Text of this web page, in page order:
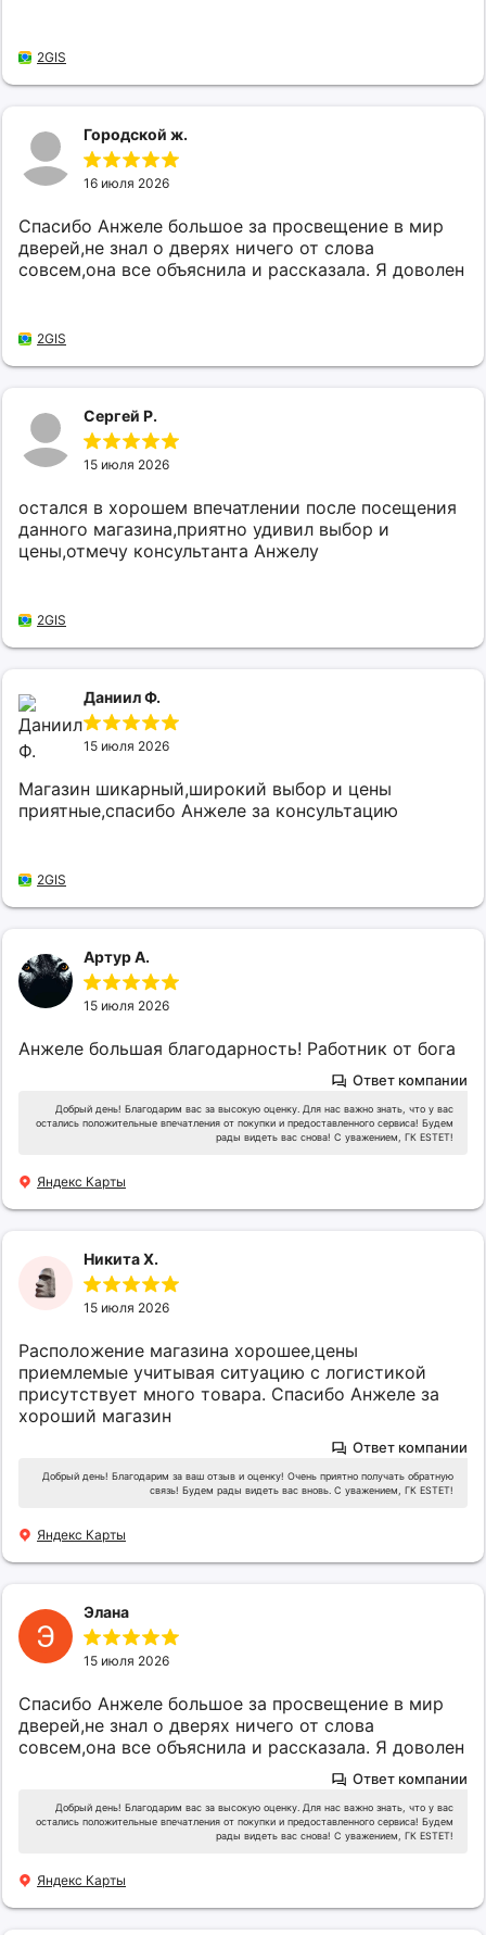
2GIS
Городской ж.
16 июля 2026
Спасибо Анжеле большое за просвещение в мир
дверей,не знал о дверях ничего от слова
совсем,она все объяснила и рассказала. Я доволен
2GIS
Сергей Р.
15 июля 2026
остался в хорошем впечатлении после посещения
данного магазина,приятно удивил выбор и
цены,отмечу консультанта Анжелу
2GIS
Даниил Ф.
15 июля 2026
Магазин шикарный,широкий выбор и цены
приятные,спасибо Анжеле за консультацию
2GIS
Артур А.
15 июля 2026
Анжеле большая благодарность! Работник от бога
Ответ компании
Добрый день! Благодарим вас за высокую оценку. Для нас важно знать, что у вас
остались положительные впечатления от покупки и предоставленного сервиса! Будем
рады видеть вас снова! С уважением, ГК ESTET!
Яндекс Карты
Никита Х.
15 июля 2026
Расположение магазина хорошее,цены
приемлемые учитывая ситуацию с логистикой
присутствует много товара. Спасибо Анжеле за
хороший магазин
Ответ компании
Добрый день! Благодарим за ваш отзыв и оценку! Очень приятно получать обратную
связь! Будем рады видеть вас вновь. С уважением, ГК ESTET!
Яндекс Карты
Элана
15 июля 2026
Спасибо Анжеле большое за просвещение в мир
дверей,не знал о дверях ничего от слова
совсем,она все объяснила и рассказала. Я доволен
Ответ компании
Добрый день! Благодарим вас за высокую оценку. Для нас важно знать, что у вас
остались положительные впечатления от покупки и предоставленного сервиса! Будем
рады видеть вас снова! С уважением, ГК ESTET!
Яндекс Карты